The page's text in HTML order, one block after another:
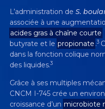
L’administration de S.
associée à une
acides gras à chaîne courte
butyrate et le propionate .3
dans la fonction colique
des liquides.3
Grâce à ses multiples
CNCM I-745 crée un
croissance d’un microbiote